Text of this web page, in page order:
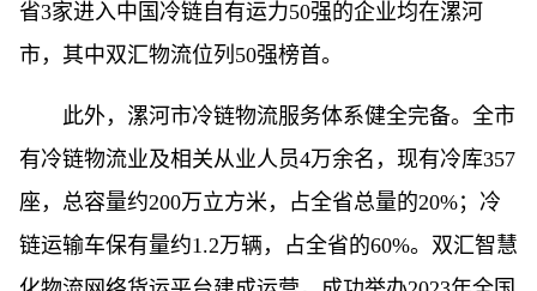
省3家进入中国冷链自有运力50强的企业均在漯河
市，其中双汇物流位列50强榜首。
此外，漯河市冷链物流服务体系健全完备。全市
有冷链物流业及相关从业人员4万余名，现有冷库357
座，总容量约200万立方米，占全省总量的20%；冷
链运输车保有量约1.2万辆，占全省的60%。双汇智慧